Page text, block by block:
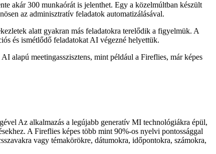
akár 300 munkaórát is jelenthet. Egy a közelmúltban készült
az adminisztratív feladatok automatizálásával.
alatt gyakran más feladatokra terelődik a figyelmük. A
és ismétlődő feladatokat AI végezné helyettük.
alapú meetingasszisztens, mint például a Fireflies, már képes
Az alkalmazás a legújabb generatív MI technológiákra épül,
A Fireflies képes több mint 90%-os nyelvi pontossággal
vagy témakörökre, dátumokra, időpontokra, számokra,